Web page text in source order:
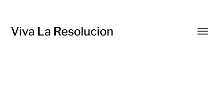
Viva La Resolucion